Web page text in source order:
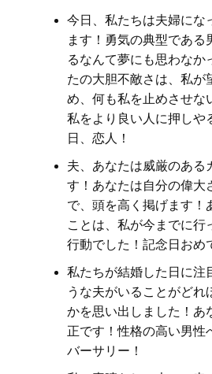
今日、私たちは夫婦にな
ます！勇気の典型である
るなんて夢にも思わなか
たの大胆不敵さは、私が
め、何も私を止めさせな
私をより良い人に押しや
日、恋人！
夫、あなたは威厳のある
す！あなたは自分の偉大
で、頭を高く掲げます！
ことは、私が今までに行
行動でした！記念日おめ
私たちが結婚した日に注
うな夫がいることがどれ
かを思い出しました！あ
正です！性格の高い男性
バーサリー！